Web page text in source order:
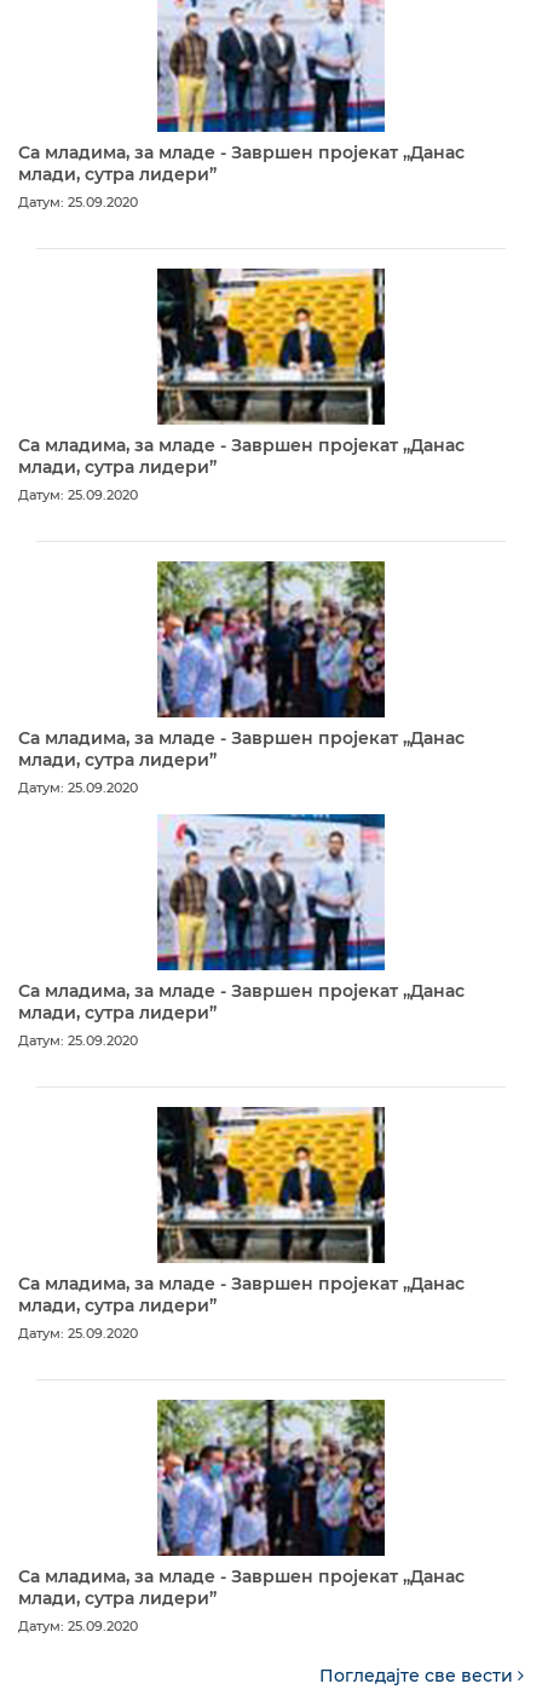
Са младима, за младе - Завршен пројекат „Данас
млади, сутра лидери”
Датум: 25.09.2020
Са младима, за младе - Завршен пројекат „Данас
млади, сутра лидери”
Датум: 25.09.2020
Са младима, за младе - Завршен пројекат „Данас
млади, сутра лидери”
Датум: 25.09.2020
Са младима, за младе - Завршен пројекат „Данас
млади, сутра лидери”
Датум: 25.09.2020
Са младима, за младе - Завршен пројекат „Данас
млади, сутра лидери”
Датум: 25.09.2020
Са младима, за младе - Завршен пројекат „Данас
млади, сутра лидери”
Датум: 25.09.2020
Погледајте све вести